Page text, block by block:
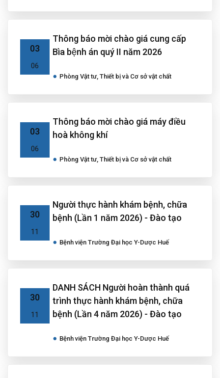
03
06
Thông báo mời chào giá cung cấp
Bìa bệnh án quý II năm 2026
Phòng Vật tư, Thiết bị và Cơ sở vật chất
03
06
Thông báo mời chào giá máy điều
hoà không khí
Phòng Vật tư, Thiết bị và Cơ sở vật chất
30
11
Người thực hành khám bệnh, chữa
bệnh (Lần 1 năm 2026) - Đào tạo
Bệnh viện Trường Đại học Y-Dược Huế
30
11
DANH SÁCH Người hoàn thành quá
trình thực hành khám bệnh, chữa
bệnh (Lần 4 năm 2026) - Đào tạo
Bệnh viện Trường Đại học Y-Dược Huế